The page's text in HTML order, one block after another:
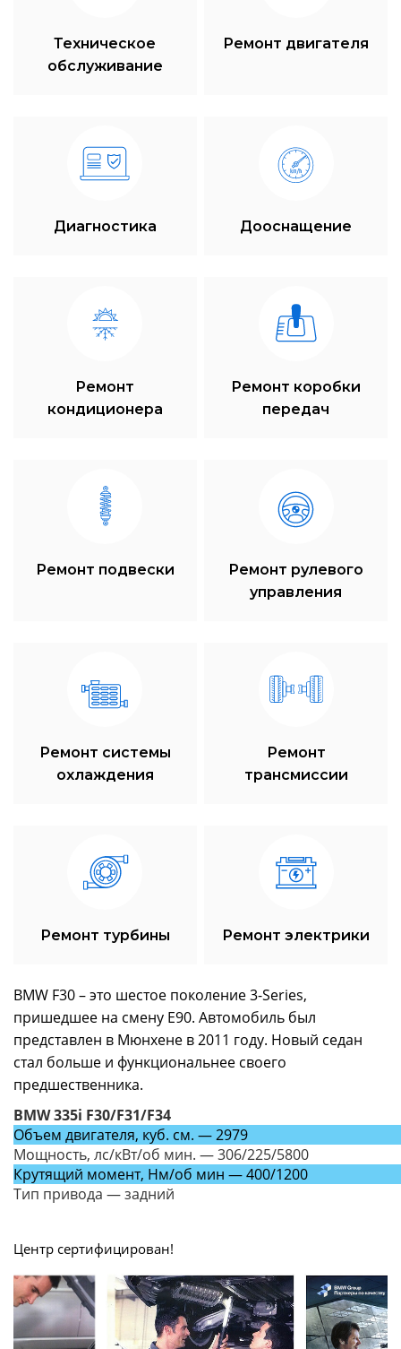
Техническое
обслуживание
Ремонт двигателя
Диагностика Дооснащение
Ремонт
кондиционера
Ремонт коробки
передач
Ремонт подвески
Ремонт рулевого
управления
Ремонт системы
охлаждения
Ремонт
трансмиссии
Ремонт турбины Ремонт электрики
BMW F30 – это шестое поколение 3-Series,
пришедшее на смену E90. Автомобиль был
представлен в Мюнхене в 2011 году. Новый седан
стал больше и функциональнее своего
предшественника.
BMW 335i F30/F31/F34
Объем двигателя, куб. см. — 2979
Мощность, лс/кВт/об мин. — 306/225/5800
Крутящий момент, Нм/об мин — 400/1200
Тип привода — задний
Центр сертифицирован!